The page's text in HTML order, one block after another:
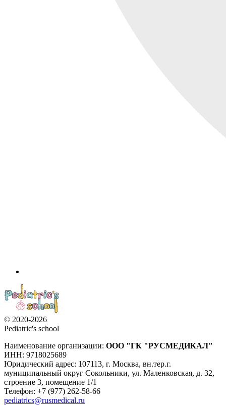
© 2020-2026
Pediatric's school
Наименование организации: ООО "ГК "РУСМЕДИКАЛ"
ИНН: 9718025689
Юридический адрес: 107113, г. Москва, вн.тер.г.
муниципальный округ Сокольники, ул. Маленковская, д. 32,
строение 3, помещение 1/1
Телефон: +7 (977) 262-58-66
pediatrics@rusmedical.ru